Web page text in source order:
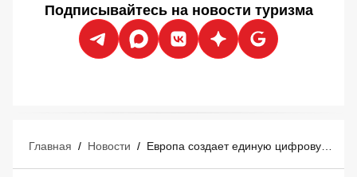
Подписывайтесь на новости туризма
Главная / Новости /